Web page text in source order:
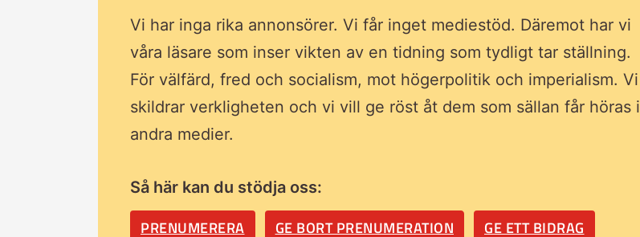
Vi har inga rika annonsörer. Vi får inget mediestöd. Däremot har vi
våra läsare som inser vikten av en tidning som tydligt tar ställning.
För välfärd, fred och socialism, mot högerpolitik och imperialism. Vi
skildrar verkligheten och vi vill ge röst åt dem som sällan får höras i
andra medier.
Så här kan du stödja oss:
PRENUMERERA GE BORT PRENUMERATION GE ETT BIDRAG